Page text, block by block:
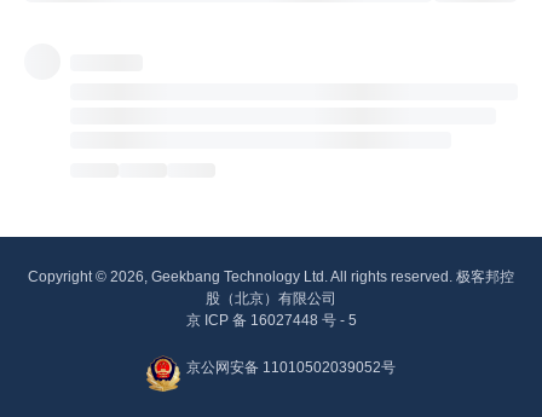
Copyright © 2026, Geekbang Technology Ltd. All rights reserved. 极客邦控
股（北京）有限公司
京 ICP 备 16027448 号 - 5
京公网安备 11010502039052号